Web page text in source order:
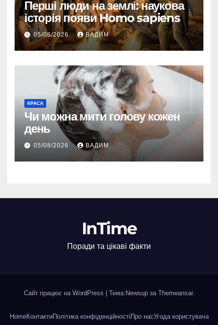
Перші люди на землі: наукова
історія появи Homo sapiens
05/08/2026 ВАДИМ
КРАСА
Чи можна мити голову кожен
день
05/08/2026 ВАДИМ
InTime
Поради та цікаві факти
Сайт працює на WordPress Тема:Newsup за Themeansar.
HomeКонтактиПолітика конфіденційності Про насУгода користувача